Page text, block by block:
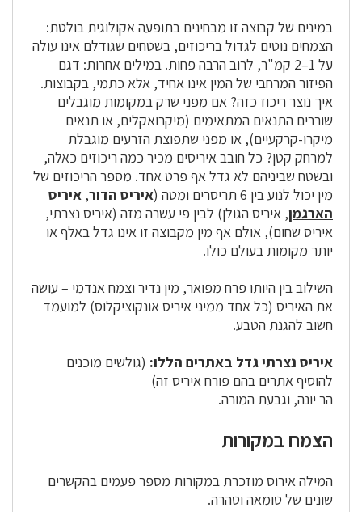
במינים של קבוצה זו מבחינים בתופעה אקולוגית בולטת:
הצמחים נוטים לגדול בריכוזים, בשטחים שגודלם אינו עולה
על 1–2 קמ"ר, לרוב הרבה פחות. במילים אחרות: דגם
הפיזור המרחבי של המין אינו אחיד, אלא כתמי, בקבוצות.
איך נוצר ריכוז כזה? אם מפני שרק במקומות מוגבלים
שוררים התנאים המתאימים (מיקרואקלים, או תנאים
מיקרו-קרקעיים), או מפני שתפוצת הזרעים מוגבלת
למרחק קטן? כל חובב איריסים מכיר כמה ריכוזים כאלה,
ובשטח שביניהם לא גדל אף פרט אחד. מספר הריכוזים של
מין יכול לנוע בין 6 תריסרים ומטה (
איריס הדור, איריס
הארגמן, איריס הגולן) לבין פי עשרה מזה (איריס נצרתי,
איריס שחום), אולם אף מין מקבוצה זו אינו גדל באלף או
יותר מקומות בעולם כולו.
השילוב בין היותו פרח מפואר, מין נדיר וצמח אנדמי – עושה
את האיריס (כל אחד ממיני איריס אונקוציקלוס) למועמד
חשוב להגנת הטבע.
איריס נצרתי גדל באתרים הללו: (גולשים מוכנים
להוסיף אתרים בהם פורח איריס זה)
הר יונה, וגבעת המורה.
הצמח במקורות
המילה אירוס מוזכרת במקורות מספר פעמים בהקשרים
שונים של טומאה וטהרה.